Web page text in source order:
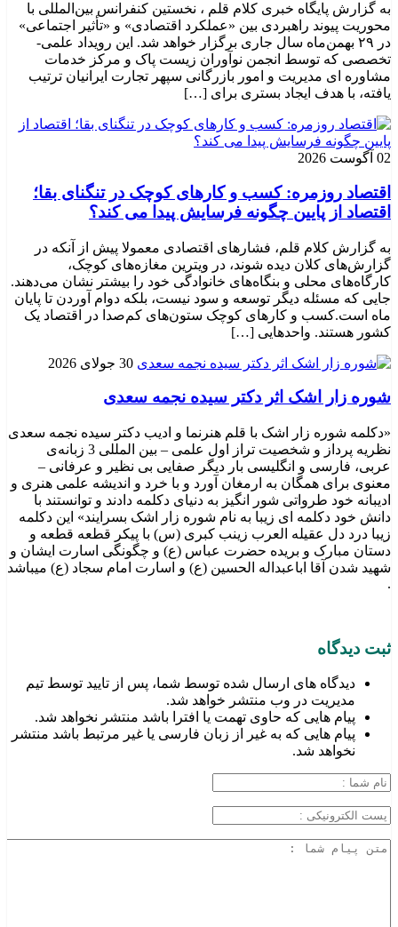
به گزارش پایگاه خبری کلام قلم ، نخستین کنفرانس بین‌المللی با
محوریت پیوند راهبردی بین «عملکرد اقتصادی» و «تأثیر اجتماعی»
در ۲۹ بهمن‌ماه سال جاری برگزار خواهد شد. این رویداد علمی-
تخصصی که توسط انجمن نوآوران زیست پاک و مرکز خدمات
مشاوره ای مدیریت و امور بازرگانی سپهر تجارت ایرانیان ترتیب
یافته، با هدف ایجاد بستری برای […]
02 آگوست 2026
اقتصاد روزمره: کسب‌ و کارهای کوچک در تنگنای بقا؛
اقتصاد از پایین چگونه فرسایش پیدا می کند؟
به گزارش کلام قلم، فشارهای اقتصادی معمولا پیش از آنکه در
گزارش‌های کلان دیده شوند، در ویترین مغازه‌های کوچک،
کارگاه‌های محلی و بنگاه‌های خانوادگی خود را بیشتر نشان می‌دهند.
جایی که مسئله دیگر توسعه و سود نیست، بلکه دوام آوردن تا پایان
ماه است.کسب‌ و کارهای کوچک ستون‌های کم‌صدا در اقتصاد یک
کشور هستند. واحدهایی […]
30 جولای 2026
شوره زار اشک اثر دکتر سیده نجمه سعدی
«دکلمه شوره زار اشک با قلم هنرنما و ادیب دکتر سیده نجمه سعدی
نظریه پرداز و شخصیت تراز اول علمی – بین المللی 3 زبانه‌ی
عربی، فارسی و انگلیسی بار دیگر صفایی بی نظیر و عرفانی –
معنوی برای همگان به ارمغان آورد و با خرد و اندیشه علمی هنری و
ادیبانه خود طرواتی شور انگیز به دنیای دکلمه دادند و توانستند با
دانش خود دکلمه ای زیبا به نام شوره زار اشک بسرایند» این دکلمه
زیبا درد دل عقیله العرب زینب کبری (س) با پیکر قطعه قطعه و
دستان مبارک و بریده حضرت عباس (ع) و چگونگی اسارت ایشان و
شهید شدن آقا اباعبداله الحسین (ع) و اسارت امام سجاد (ع) میباشد
.
ثبت دیدگاه
دیدگاه های ارسال شده توسط شما، پس از تایید توسط تیم
مدیریت در وب منتشر خواهد شد.
پیام هایی که حاوی تهمت یا افترا باشد منتشر نخواهد شد.
پیام هایی که به غیر از زبان فارسی یا غیر مرتبط باشد منتشر
نخواهد شد.